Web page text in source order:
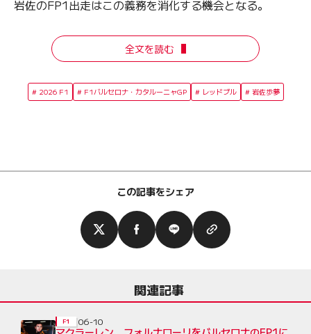
岩佐のFP1出走はこの義務を消化する機会となる。
全文を読む
2026 F1 F1バルセロナ・カタルーニャGP レッドブル 岩佐歩夢
この記事をシェア
関連記事
F1 06-10